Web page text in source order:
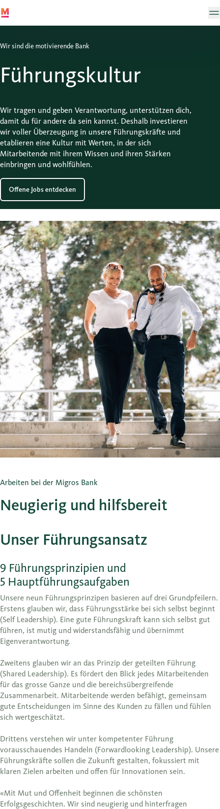
Wir sind die motivierende Bank
Führungs­kultur
Wir tragen und geben Verantwortung, unterstützen dich,
damit du für andere da sein kannst. Deshalb investieren
wir voller Überzeugung in unsere Führungskräfte und
etablieren eine Kultur mit Werten, in der sich
Mitarbeitende mit ihrem Wissen und ihren Stärken
einbringen und wohlfühlen.
Offene Jobs entdecken
Arbeiten bei der Migros Bank
Neugierig und hilfsbereit
Unser Führungsansatz
9 Führungsprinzipien und
5 Hauptführungsaufgaben
Unsere neun Führungsprinzipen basieren auf drei Grundpfeilern.
Erstens glauben wir, dass Führungsstärke bei sich selbst beginnt
(Self Leadership). Eine gute Führungskraft kann sich selbst gut
führen, ist mutig und widerstandsfähig und übernimmt
Eigenverantwortung.
Zweitens glauben wir an das Prinzip der geteilten Führung
(Shared Leadership). Es fördert den Blick jedes Mitarbeitenden
für das grosse Ganze und die bereichsübergreifende
Zusammenarbeit. Mitarbeitende werden befähigt, gemeinsam
gute Entscheidungen im Sinne des Kunden zu fällen und fühlen
sich wertgeschätzt.
Drittens verstehen wir unter kompetenter Führung
vorausschauendes Handeln (Forwardlooking Leadership). Unsere
Führungskräfte sollen die Zukunft gestalten, fokussiert mit
klaren Zielen arbeiten und offen für Innovationen sein.
«Mit Mut und Offenheit beginnen die schönsten
Erfolgsgeschichten. Wir sind neugierig und hinterfragen